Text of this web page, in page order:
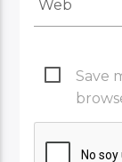
Save